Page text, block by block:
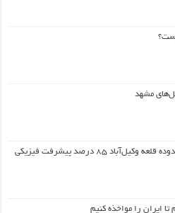
مشهد
طراحی شهری محدوده قلعه وکیل‌آباد ۸۵ درصد پیشرفت فیزیکی
ایران را مواخذه کنیم